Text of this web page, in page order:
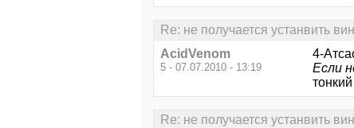
Re: не получается устанвить
AcidVenom
5 - 07.07.2010 - 13:19
4-
Если
Re: не получается устанвить